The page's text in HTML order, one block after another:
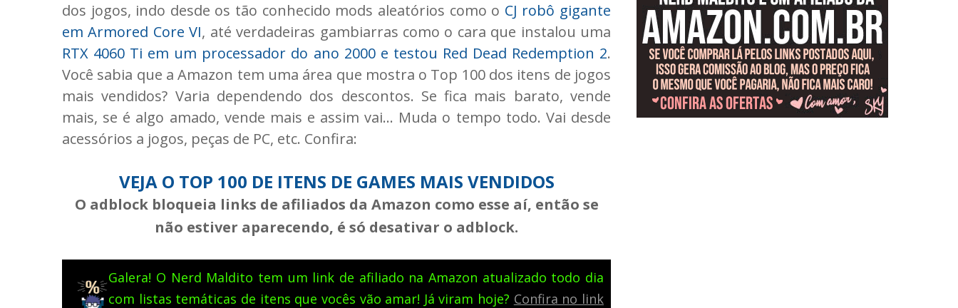
dos jogos, indo desde os tão conhecido mods aleatórios como o CJ robô gigante
em Armored Core VI, até verdadeiras gambiarras como o cara que instalou uma
RTX 4060 Ti em um processador do ano 2000 e testou Red Dead Redemption 2.
Você sabia que a Amazon tem uma área que mostra o Top 100 dos itens de jogos
mais vendidos? Varia dependendo dos descontos. Se fica mais barato, vende
mais, se é algo amado, vende mais e assim vai... Muda o tempo todo. Vai desde
acessórios a jogos, peças de PC, etc. Confira:
VEJA O TOP 100 DE ITENS DE GAMES MAIS VENDIDOS
O adblock bloqueia links de afiliados da Amazon como esse aí, então se
não estiver aparecendo, é só desativar o adblock.
Galera! O Nerd Maldito tem um link de afiliado na Amazon atualizado todo dia
com listas temáticas de itens que vocês vão amar! Já viram hoje? Confira no link